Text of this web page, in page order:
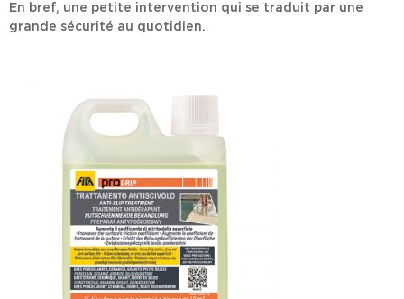
En bref, une petite intervention qui se traduit par une
grande sécurité au quotidien.